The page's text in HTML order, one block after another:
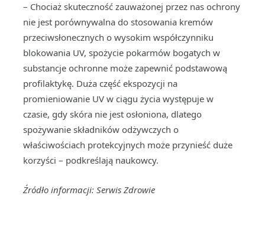
– Chociaż skuteczność zauważonej przez nas ochrony
nie jest porównywalna do stosowania kremów
przeciwsłonecznych o wysokim współczynniku
blokowania UV, spożycie pokarmów bogatych w
substancje ochronne może zapewnić podstawową
profilaktykę. Duża część ekspozycji na
promieniowanie UV w ciągu życia występuje w
czasie, gdy skóra nie jest osłoniona, dlatego
spożywanie składników odżywczych o
właściwościach protekcyjnych może przynieść duże
korzyści – podkreślają naukowcy.
Źródło informacji: Serwis Zdrowie